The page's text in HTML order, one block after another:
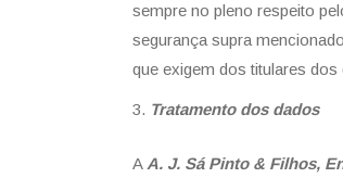
sempre no pleno respeito
segurança supra
que exigem dos titulares
Tratamento dos dados
A A. J. Sá Pinto & Filhos,